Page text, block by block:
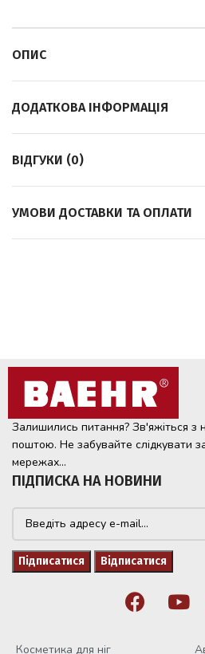
ОПИС
ДОДАТКОВА ІНФОРМАЦІЯ
ВІДГУКИ (0)
УМОВИ ДОСТАВКИ ТА ОПЛАТИ
Залишились питання? Зв'яжіться з
поштою. Не забувайте слідкувати
мережах...
ПІДПИСКА НА НОВИНИ
Косметика для ніг